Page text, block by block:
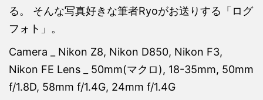
る。 そんな写真好きな筆者Ryoがお送りする「ログ
フォト」。
Camera _ Nikon Z8, Nikon D850, Nikon F3,
Nikon FE Lens _ 50mm(マクロ), 18-35mm, 50mm
f/1.8D, 58mm f/1.4G, 24mm f/1.4G